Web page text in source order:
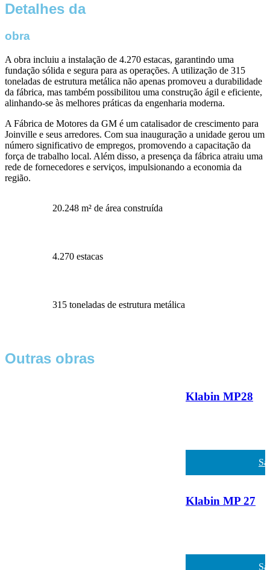
Detalhes da
obra
A obra incluiu a instalação de 4.270 estacas, garantindo uma
fundação sólida e segura para as operações. A utilização de 315
toneladas de estrutura metálica não apenas promoveu a durabilidade
da fábrica, mas também possibilitou uma construção ágil e eficiente,
alinhando-se às melhores práticas da engenharia moderna.
A Fábrica de Motores da GM é um catalisador de crescimento para
Joinville e seus arredores. Com sua inauguração a unidade gerou um
número significativo de empregos, promovendo a capacitação da
força de trabalho local. Além disso, a presença da fábrica atraiu uma
rede de fornecedores e serviços, impulsionando a economia da
região.
20.248 m² de área construída
4.270 estacas
315 toneladas de estrutura metálica
Outras obras
Klabin MP28
Klabin MP 27